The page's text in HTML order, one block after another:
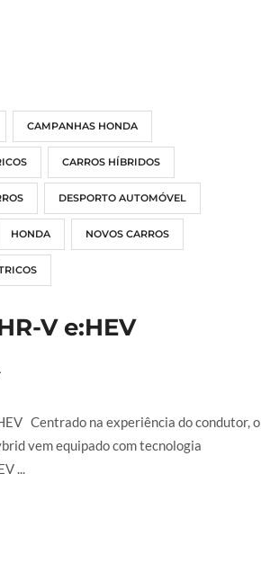
CAMPANHAS HONDA
CARROS HÍBRIDOS
DESPORTO AUTOMÓVEL
HONDA NOVOS CARROS
V e:HEV
Centrado na experiência do condutor, o
vem equipado com tecnologia
...